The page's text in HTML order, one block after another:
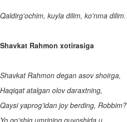
Qaldirg'ochim, kuyla dilim, ko'nma dilim.
Shavkat Rahmon xotirasiga
Shavkat Rahmon degan asov shoirga,
Haqiqat atalgan olov daraxtning,
Qaysi yaprog'idan joy berding, Robbim?
Yo qo'shiq umrining quyoshida u,